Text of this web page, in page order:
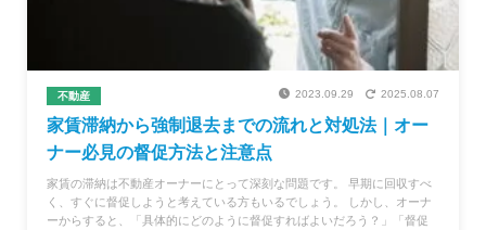
不動産 2023.09.29 2025.08.07
家賃滞納から強制退去までの流れと対処法｜オー
ナー必見の督促方法と注意点
家賃の滞納は不動産オーナーにとって深刻な問題です。 早期に回収すべ
く、すぐに督促しようと考えている方もいるでしょう。 しかし、オーナ
ーからすると、「具体的にどのように督促すればよいだろう？」「督促